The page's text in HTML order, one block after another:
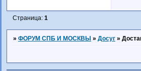
Страница: 1
» ФОРУМ СПБ И МОСКВЫ » Досуг »